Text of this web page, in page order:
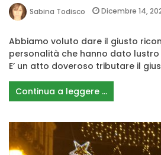
Sabina Todisco
Dicembre 14,
Abbiamo voluto dare il giusto
personalità che hanno dato
E’ un atto doveroso tributare il
Continua a leggere ...